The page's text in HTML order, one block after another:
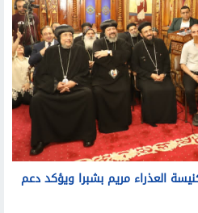
العذراء مريم بشبرا ويؤكد دعم